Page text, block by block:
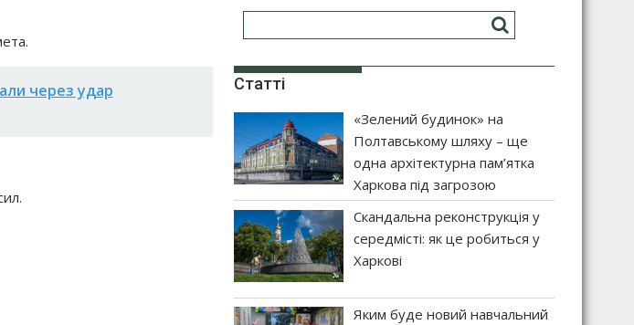
через удар
Статті
«Зелений будинок» на
Полтавському шляху – ще
одна архітектурна пам’ятка
Харкова під загрозою
Скандальна реконструкція у
середмісті: як це робиться у
Харкові
Яким буде новий навчальний